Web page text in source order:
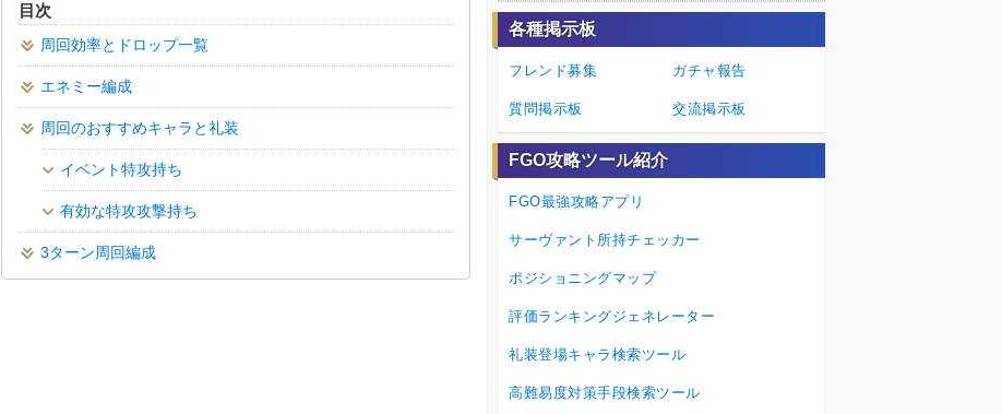
目次
周回効率とドロップ一覧
エネミー編成
周回のおすすめキャラと礼装
イベント特攻持ち
有効な特攻攻撃持ち
3ターン周回編成
各種掲示板
フレンド募集 ガチャ報告
質問掲示板 交流掲示板
FGO攻略ツール紹介
FGO最強攻略アプリ
サーヴァント所持チェッカー
ポジショニングマップ
評価ランキングジェネレーター
礼装登場キャラ検索ツール
高難易度対策手段検索ツール